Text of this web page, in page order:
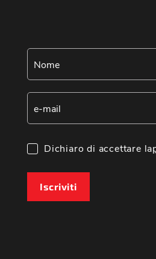
Dichiaro di accettare la
Iscriviti